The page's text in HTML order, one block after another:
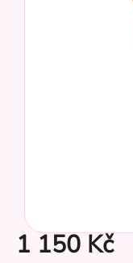
1 150 Kč